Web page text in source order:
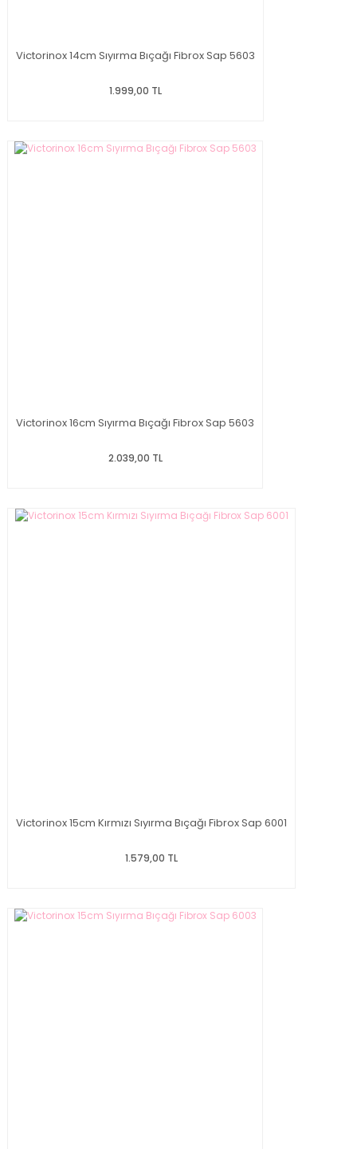
Victorinox 14cm Sıyırma Bıçağı Fibrox Sap 5603
1.999,00 TL
Victorinox 16cm Sıyırma Bıçağı Fibrox Sap 5603
2.039,00 TL
Victorinox 15cm Kırmızı Sıyırma Bıçağı Fibrox Sap 6001
1.579,00 TL